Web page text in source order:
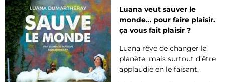
Luana veut sauver le
monde… pour faire plaisir.
ça vous fait plaisir ?
Luana rêve de changer la
planète, mais surtout d’être
applaudie en le faisant.